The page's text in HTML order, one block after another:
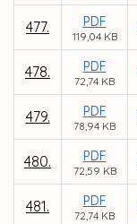
477. PDF
119,04 KB
478. PDF
72,74 KB
479. PDF
78,94 KB
480. PDF
72,59 KB
481. PDF
72,74 KB